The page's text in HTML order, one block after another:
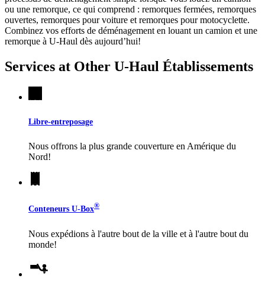
ou une remorque, ce qui comprend : remorques fermées, remorques
ouvertes, remorques pour voiture et remorques pour motocyclette.
Combinez vos efforts de déménagement en louant un camion et une
remorque à U-Haul dès aujourd’hui!
Services at Other U-Haul Établissements
Libre-entreposage
Nous offrons la plus grande couverture en Amérique du
Nord!
Conteneurs U-Box®
Nous expédions à l'autre bout de la ville et à l'autre bout du
monde!